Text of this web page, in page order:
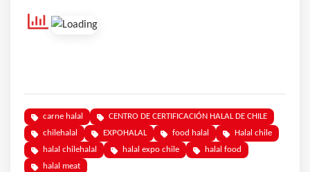
carne halal
CENTRO DE CERTIFICACIÓN HALAL DE CHILE
chilehalal
EXPOHALAL food halal
Halal chile
halal chilehalal
halal expo chile
halal food
halal meat